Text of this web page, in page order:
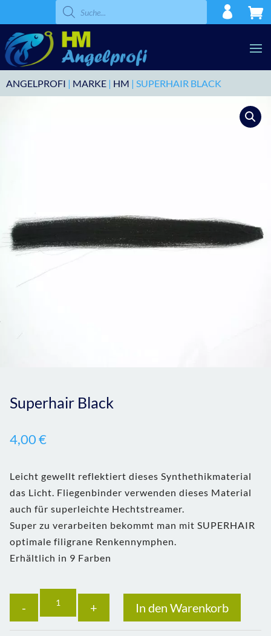
Products
search
ANGELPROFI | MARKE | HM | SUPERHAIR BLACK
Superhair Black
4,00€
Leicht gewellt reflektiert dieses Synthethikmaterial
das Licht. Fliegenbinder verwenden dieses Material
auch für superleichte Hechtstreamer.
Super zu verarbeiten bekommt man mit SUPERHAIR
optimale filigrane Renkennymphen.
Erhältlich in 9 Farben
Anzahl
In den Warenkorb